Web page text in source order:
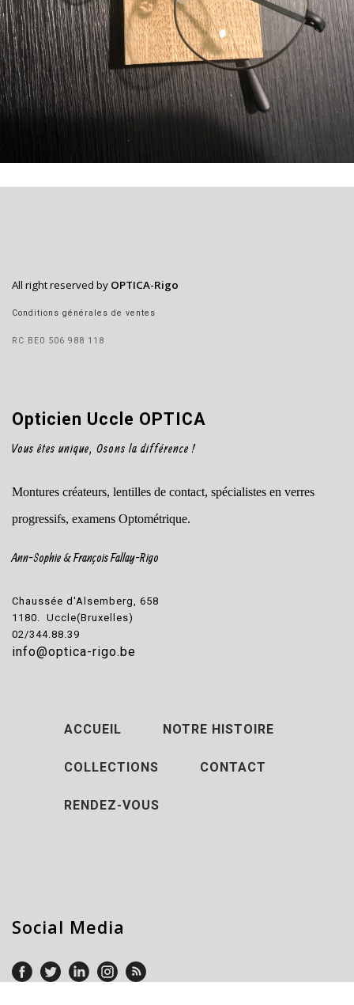
All right reserved by OPTICA-Rigo
Conditions générales de ventes
RC BE0 506 988 118
Opticien Uccle OPTICA
Vous êtes unique, Osons la différence !
Montures créateurs, lentilles de contact, spécialistes en verres
progressifs, examens Optométrique.
Ann-Sophie & François Fallay-Rigo
Chaussée d'Alsemberg, 658
1180. Uccle(Bruxelles)
02/344.88.39
info@optica-rigo.be
ACCUEIL NOTRE HISTOIRE
COLLECTIONS CONTACT
RENDEZ-VOUS
Social Media